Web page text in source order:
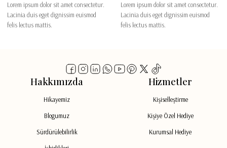
Lorem ipsum dolor sit amet consectetur.
Lacinia duis eget dignissim euismod
felis lectus mattis.
Lorem ipsum dolor sit amet consectetur.
Lacinia duis eget dignissim euismod
felis lectus mattis.
Hakkımızda
Hikayemiz
Blogumuz
Sürdürülebilirlik
Hizmetler
Kişiselleştirme
Kişiye Özel Hediye
Kurumsal Hediye